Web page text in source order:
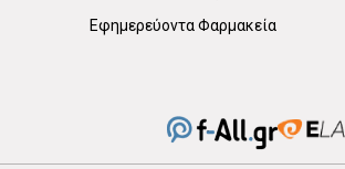
Εφημερεύοντα Φαρμακεία